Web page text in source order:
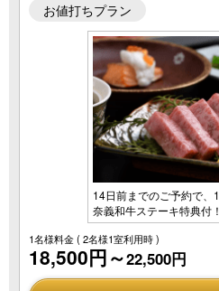
お値打ちプラン
14日前までのご予約で、
奈義和牛ステーキ特典付！
1名様料金( 2名様1室利用時 )
18,500円～22,500円